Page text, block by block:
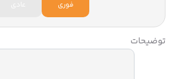
فوری
توضیحات